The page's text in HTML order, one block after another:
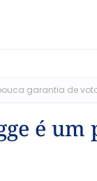
garantia de
é um